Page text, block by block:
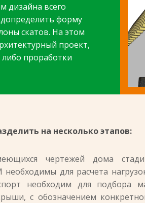
дизайна всего
форму
скатов. На этом
проект,
проработки
на несколько этапов:
чертежей дома
для расчета
необходим для подбора
с обозначением